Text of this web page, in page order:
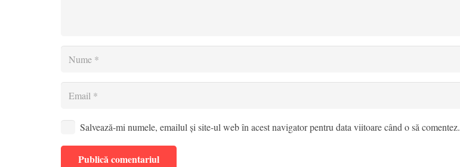
Salvează-mi numele, emailul și site-ul web în acest navigator pentru data viitoare când o să comentez.
Publică comentariul